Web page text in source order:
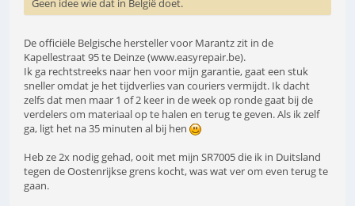
Geen idee wie dat in België doet.
De officiële Belgische hersteller voor Marantz zit in de
Kapellestraat 95 te Deinze (www.easyrepair.be).
Ik ga rechtstreeks naar hen voor mijn garantie, gaat een stuk
sneller omdat je het tijdverlies van couriers vermijdt. Ik dacht
zelfs dat men maar 1 of 2 keer in de week op ronde gaat bij de
verdelers om materiaal op te halen en terug te geven. Als ik zelf
ga, ligt het na 35 minuten al bij hen
Heb ze 2x nodig gehad, ooit met mijn SR7005 die ik in Duitsland
tegen de Oostenrijkse grens kocht, was wat ver om even terug te
gaan.